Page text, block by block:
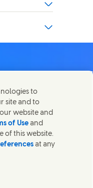
on Facebook
page on X
this page on Linked
Share this page on E-
spécialistes ou
to
site and to
website and
of Useand
of this website.
at any